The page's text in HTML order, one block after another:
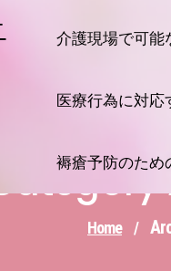
介護現場で可能
医療行為に対応
褥瘡予防のため
Home /